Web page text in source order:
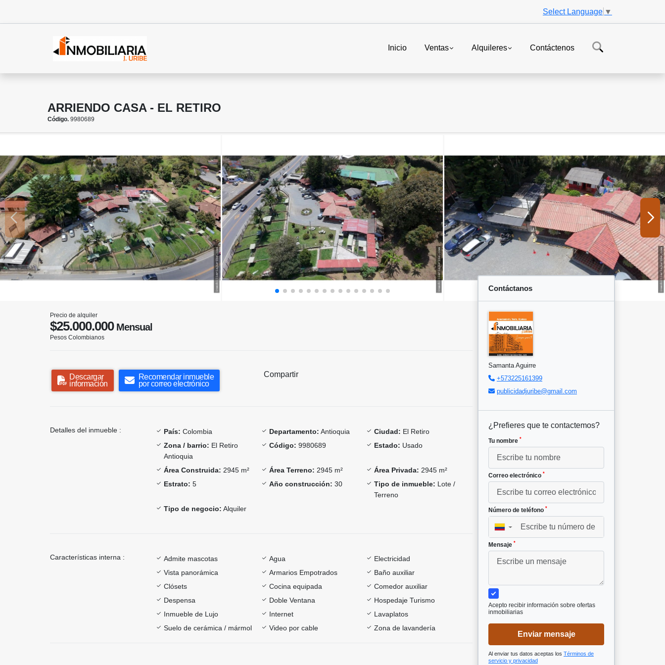
Select Language ▼
Inicio Ventas Alquileres Contáctenos
ARRIENDO CASA - EL RETIRO
Código. 9980689
Precio de alquiler
$25.000.000Mensual
Pesos Colombianos
Descargar
información
Recomendar inmueble
por correo electrónico
Compartir
Detalles del inmueble : País: Colombia Departamento: Antioquia Ciudad: El Retiro
Zona / barrio: El Retiro
Antioquia
Código: 9980689 Estado: Usado
Área Construida: 2945 m² Área Terreno: 2945 m² Área Privada: 2945 m²
Estrato: 5 Año construcción: 30 Tipo de inmueble: Lote /
Terreno
Tipo de negocio: Alquiler
Características interna : Admite mascotas Agua
Electricidad
Vista panorámica
Armarios Empotrados
Baño auxiliar
Clósets
Cocina equipada
Comedor auxiliar
Despensa
Doble Ventana
Hospedaje Turismo
Inmueble de Lujo
Internet
Lavaplatos
Suelo de cerámica / mármol
Video por cable Zona de lavandería
Contáctanos
Samanta Aguirre
+573225161399
publicidadjuribe@gmail.com
¿Prefieres que te contactemos?
Tu nombre *
Correo electrónico *
Número de teléfono *
▼
Mensaje *
Acepto recibir información sobre ofertas
inmobiliarias
Enviar mensaje
Al enviar tus datos aceptas los Términos de
servicio y privacidad